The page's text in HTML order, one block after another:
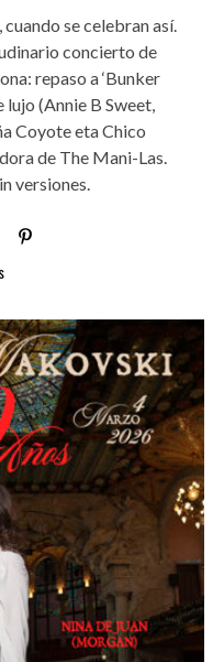
se celebran así.
concierto de
repaso a ‘Bunker
lujo (Annie B Sweet,
Coyote eta Chico
de The Mani-Las.
versiones.